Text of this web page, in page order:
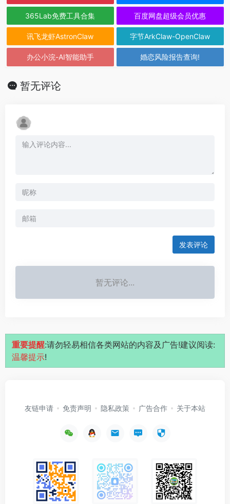
365Lab免费工具合集 百度网盘超级会员优惠
讯飞龙虾AstronClaw 字节ArkClaw-OpenClaw
办公小浣-AI智能助手 婚恋风险报告查询!
暂无评论
发表评论
暂无评论...
重要提醒:请勿轻易相信各类网站的内容及广告!建议阅读:
温馨提示!
友链申请 免责声明 隐私政策 广告合作 关于本站